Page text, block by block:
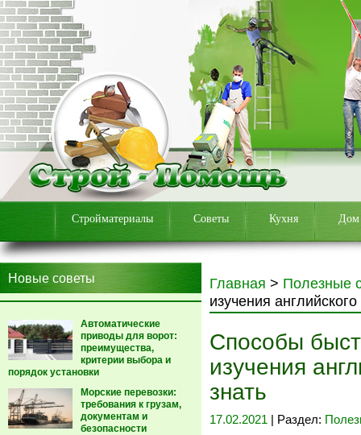
Стройматериалы Советы Кухня Дом
Новые советы
Автоматические
приводы для ворот:
преимущества,
критерии выбора и
порядок установки
Морские перевозки:
требования к грузам,
документам и
безопасности
Главная > Полезные
изучения
Способы
изучения
знать
17.02.2021 | Раздел: